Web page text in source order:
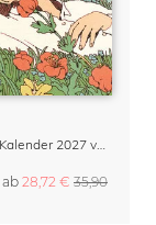
Little Life Kalender 2027 von Simone Goder
ab 28,72 € 35,90